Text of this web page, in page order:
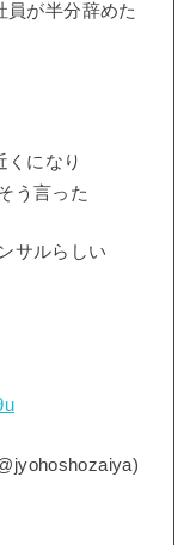
員が半分辞めた
くになり
う言った
サルらしい